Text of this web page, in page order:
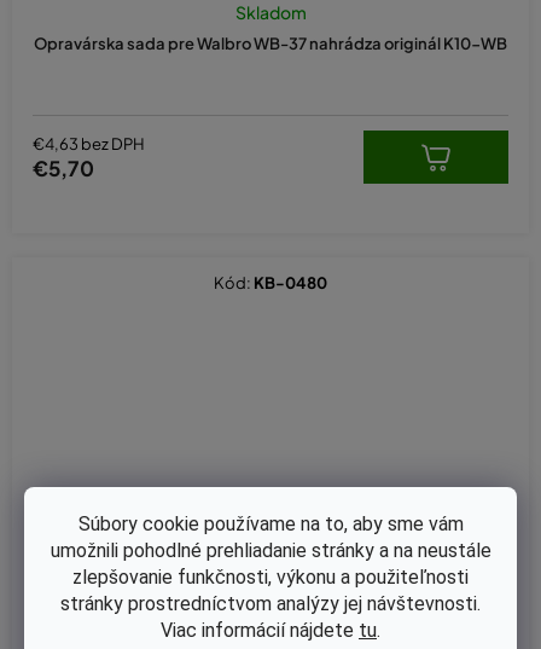
Súbory cookie používame na to, aby sme vám
umožnili pohodlné prehliadanie stránky a na neustále
zlepšovanie funkčnosti, výkonu a použiteľnosti
stránky prostredníctvom analýzy jej návštevnosti.
Viac informácií nájdete tu.
Opravárska sada pre Walbro WB-37 nahrádza originál K10-WB
Skladom
€4,63 bez DPH
€5,70
Kód: KB-0480